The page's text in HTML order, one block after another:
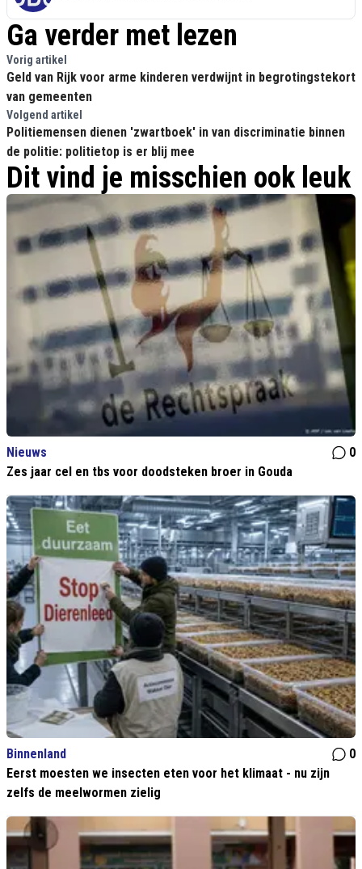
Ga verder met lezen
Vorig artikel
Geld van Rijk voor arme kinderen verdwijnt in begrotingstekort
van gemeenten
Volgend artikel
Politiemensen dienen 'zwartboek' in van discriminatie binnen
de politie: politietop is er blij mee
Dit vind je misschien ook leuk
Nieuws
0
Zes jaar cel en tbs voor doodsteken broer in Gouda
Binnenland
0
Eerst moesten we insecten eten voor het klimaat - nu zijn
zelfs de meelwormen zielig